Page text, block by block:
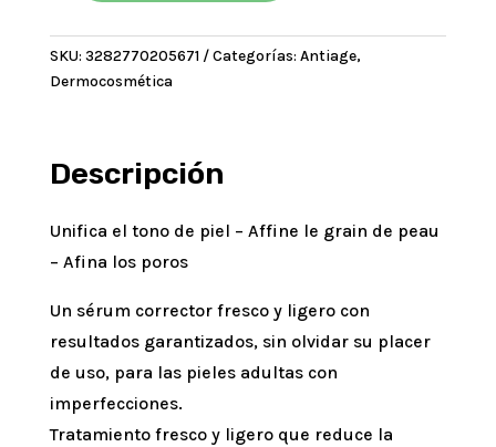
corrector
Cleanance
cantidad
SKU: 3282770205671 Categorías: Antiage,
Dermocosmética
Descripción
Unifica el tono de piel – Affine le grain de peau
– Afina los poros
Un sérum corrector fresco y ligero con
resultados garantizados, sin olvidar su placer
de uso, para las pieles adultas con
imperfecciones.
Tratamiento fresco y ligero que reduce la